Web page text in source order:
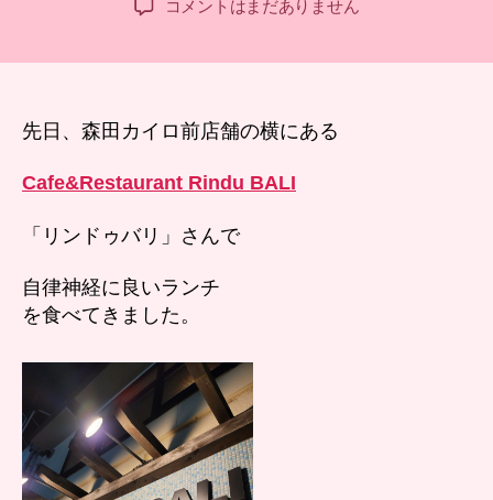
日
cafe
ド
バ
ん
自
律
経
に
良
い
メ
ニ
コメントはまだありません
先日、森田カイロ前店舗の横にある
Cafe&Restaurant Rindu BALI
「リンドゥバリ」さんで
自律神経に良いランチ
を食べてきました。